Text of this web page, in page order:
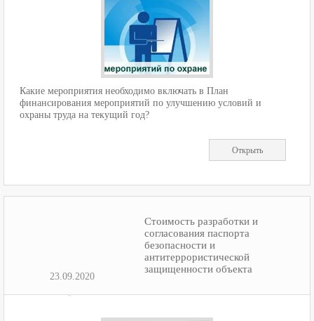
Какие мероприятия необходимо включать в План
финансирования мероприятий по улучшению условий и
охраны труда на текущий год?
Открыть
23.09.2020
Стоимость разработки и
согласования паспорта
безопасности и
антитеррористической
защищенности объекта